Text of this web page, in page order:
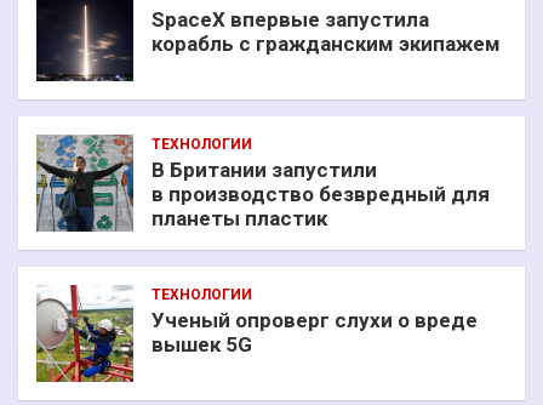
SpaceX впервые запустила
корабль с гражданским экипажем
ТЕХНОЛОГИИ
В Британии запустили
в производство безвредный для
планеты пластик
ТЕХНОЛОГИИ
Ученый опроверг слухи о вреде
вышек 5G